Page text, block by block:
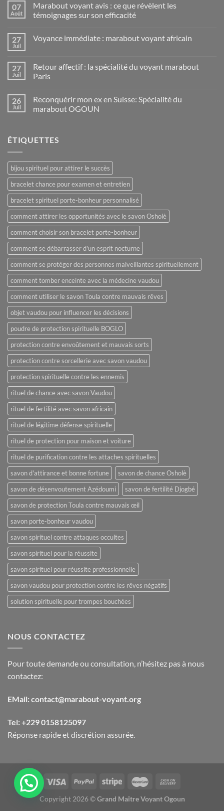
07
Août
Marabout voyant avis : ce que révèlent les
témoignages sur son efficacité
27
Juil
Voyance immédiate : marabout voyant africain
27
Juil
Retour affectif : la spécialité du voyant marabout
Paris
26
Juil
Reconquérir mon ex en Suisse: Spécialité du
marabout OGOUN
ÉTIQUETTES
bijou spirituel pour attirer le succès
bracelet chance pour examen et entretien
bracelet spirituel porte-bonheur personnalisé
comment attirer les opportunités avec le savon Osholè
comment choisir son bracelet porte-bonheur
comment se débarrasser d'un esprit nocturne
comment se protéger des personnes malveillantes spirituellement
comment tomber enceinte avec la médecine vaudou
comment utiliser le savon Toula contre mauvais rêves
objet vaudou pour influencer les décisions
poudre de protection spirituelle BOGLO
protection contre envoûtement et mauvais sorts
protection contre sorcellerie avec savon vaudou
protection spirituelle contre les ennemis
rituel de chance avec savon Vaudou
rituel de fertilité avec savon africain
rituel de légitime défense spirituelle
rituel de protection pour maison et voiture
rituel de purification contre les attaches spirituelles
savon d'attirance et bonne fortune
savon de chance Osholè
savon de désenvoutement Azédoumi
savon de fertilité Djogbé
savon de protection Toula contre mauvais œil
savon porte-bonheur vaudou
savon spirituel contre attaques occultes
savon spirituel pour la réussite
savon spirituel pour réussite professionnelle
savon vaudou pour protection contre les rêves négatifs
solution spirituelle pour trompes bouchées
NOUS CONTACTEZ
Pour toute demande ou consultation, n’hésitez pas à nous
contactez:
EMail: contact@marabout-voyant.org
Tel: +229 0158125097
Réponse rapide et discrétion assurée.
Copyright 2026 ©Grand Maître Voyant Ogoun